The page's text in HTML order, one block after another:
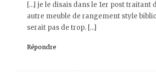
[…] je le disais dans le 1er post traitant
autre meuble de rangement style
serait pas de trop. […]
Répondre